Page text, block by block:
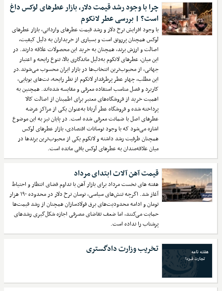
چرا با وجود رشد قیمت دلار، بازار عطرهای لوکس داغ
است؟ | بررسی عطر لانکوم
با وجود افزایش نرخ دلار و رشد قیمت عطرهای وارداتی، بازار عطرهای
لوکس همچنان پررونق است و بسیاری از خریداران به دلیل کیفیت،
اصالت و ارزش برند، همچنان به خرید این محصولات علاقه دارند. در
این میان، عطرهای لانکوم به‌دلیل ماندگاری بالا، تنوع رایحه و اعتبار
جهانی، از محبوب‌ترین انتخاب‌ها در بازار ایران محسوب می‌شوند.در
این مطلب، چهار عطر پرطرفدار لانکوم از نظر رایحه، نت‌های بویایی،
کاربرد و فصل مناسب استفاده معرفی و مقایسه شده‌اند. همچنین به
اهمیت خرید از فروشگاه‌های معتبر برای اطمینان از اصالت کالا
پرداخته شده و فروشگاه عطر آریانا به‌عنوان یکی از مراکز عرضه
عطرهای اصل با ضمانت معرفی شده است. در پایان نیز به این موضوع
اشاره می‌شود که با وجود نوسانات اقتصادی، بازار عطرهای لوکس
همچنان ظرفیت رشد داشته و لانکوم یکی از محبوب‌ترین برندها در
میان علاقه‌مندان به عطرهای لوکس باقی مانده است.
قیمت آهن آلات ابتدای مرداد
هفته های نخست مرداد برای بازار آهن با تداوم فضای انتظار و احتیاط
آغاز شد. اگرچه تنش‌های سیاسی، نوسان نرخ دلار در محدوده ۱۹۰ هزار
تومان و ادامه محدودیت‌های برق فولادسازان همچنان از رشد قیمت‌ها
حمایت می‌کنند، اما ضعف تقاضای مصرفی اجازه شکل‌گیری رشدهای
پرشتاب را نداده است.
تخریب وزارت دادگستری